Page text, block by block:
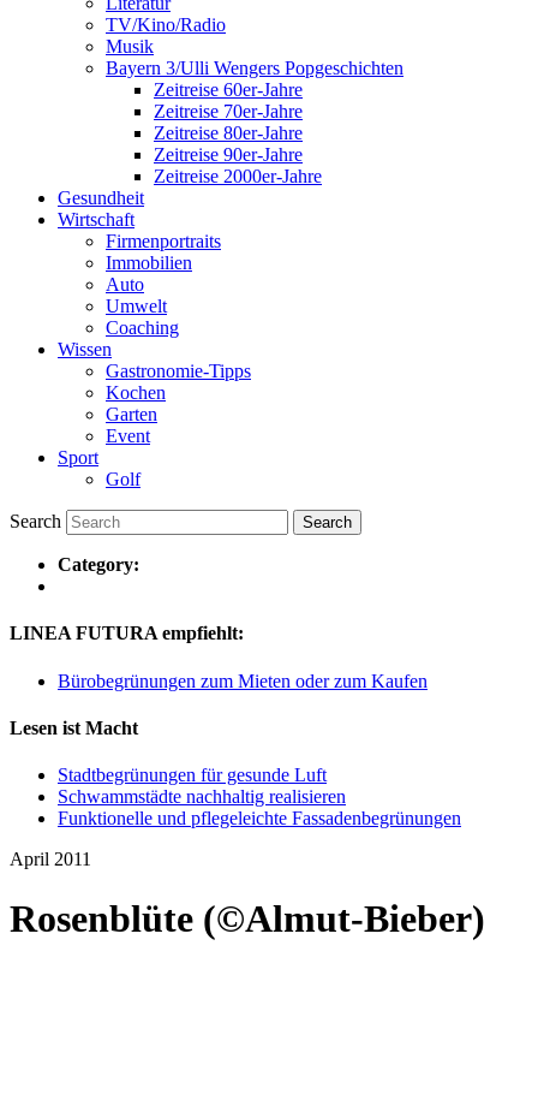
TV/Kino/Radio
Musik
Bayern 3/Ulli Wengers Popgeschichten
Zeitreise 60er-Jahre
Zeitreise 70er-Jahre
Zeitreise 80er-Jahre
Zeitreise 90er-Jahre
Zeitreise 2000er-Jahre
Gesundheit
Wirtschaft
Firmenportraits
Immobilien
Auto
Umwelt
Coaching
Wissen
Gastronomie-Tipps
Kochen
Garten
Event
Sport
Golf
Search
Category:
LINEA FUTURA empfiehlt:
Bürobegrünungen zum Mieten oder zum Kaufen
Lesen ist Macht
Stadtbegrünungen für gesunde Luft
Schwammstädte nachhaltig realisieren
Funktionelle und pflegeleichte Fassadenbegrünungen
April 2011
Rosenblüte (©Almut-Bieber)